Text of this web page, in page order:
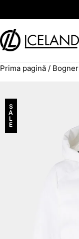
Prima pagină / Bogner
S
A
L
E